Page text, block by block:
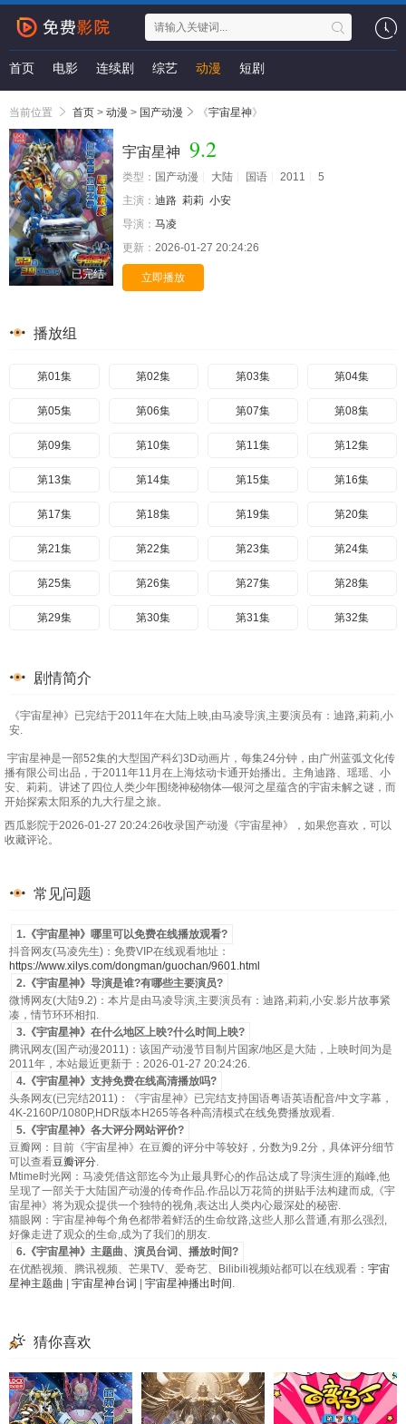
首页 电影 连续剧 综艺 动漫 短剧
当前位置 首页 > 动漫 > 国产动漫 《宇宙星神》
已完结
宇宙星神 9.2
类型： 国产动漫 大陆 国语 2011
5
主演： 迪路 莉莉 小安
导演： 马凌
更新： 2026-01-27 20:24:26
立即播放
播放组
第01集 第02集 第03集 第04集
第05集 第06集 第07集 第08集
第09集 第10集 第11集 第12集
第13集 第14集 第15集 第16集
第17集 第18集 第19集 第20集
第21集 第22集 第23集 第24集
第25集 第26集 第27集 第28集
第29集 第30集 第31集 第32集
第37集
第41集 第42集 第43集 第44集
第45集 第46集 第47集 第48集
第49集 第50集 第51集 第52集
剧情简介
《宇宙星神》已完结于2011年在大陆上映,由马凌导演,主要演员有：迪路,莉莉,小
安.
宇宙星神是一部52集的大型国产科幻3D动画片，每集24分钟，由广州蓝弧文化传
播有限公司出品，于2011年11月在上海炫动卡通开始播出。主角迪路、瑶瑶、小
安、莉莉。讲述了四位人类少年围绕神秘物体—银河之星蕴含的宇宙未解之谜，而
开始探索太阳系的九大行星之旅。
西瓜影院于2026-01-27 20:24:26收录国产动漫《宇宙星神》，如果您喜欢，可以
收藏评论。
常见问题
1.《宇宙星神》哪里可以免费在线播放观看?
抖音网友(马凌先生)：免费VIP在线观看地址：
https://www.xilys.com/dongman/guochan/9601.html
2.《宇宙星神》导演是谁?有哪些主要演员?
微博网友(大陆9.2)：本片是由马凌导演,主要演员有：迪路,莉莉,小安.影片故事紧
凑，情节环环相扣.
3.《宇宙星神》在什么地区上映?什么时间上映?
腾讯网友(国产动漫2011)：该国产动漫节目制片国家/地区是大陆，上映时间为是
2011年，本站最近更新于：2026-01-27 20:24:26.
4.《宇宙星神》支持免费在线高清播放吗?
头条网友(已完结2011)：《宇宙星神》已完结支持国语粤语英语配音/中文字幕，
4K-2160P/1080P,HDR版本H265等各种高清模式在线免费播放观看.
5.《宇宙星神》各大评分网站评价?
豆瓣网：目前《宇宙星神》在豆瓣的评分中等较好，分数为9.2分，具体评分细节
可以查看豆瓣评分.
Mtime时光网：马凌凭借这部迄今为止最具野心的作品达成了导演生涯的巅峰,他
呈现了一部关于大陆国产动漫的传奇作品.作品以万花筒的拼贴手法构建而成,《宇
宙星神》将为观众提供一个独特的视角,表达出人类内心最深处的秘密.
猫眼网：宇宙星神每个角色都带着鲜活的生命纹路,这些人那么普通,有那么强烈,
好像走进了观众的生命,成为了我们的朋友.
6.《宇宙星神》主题曲、演员台词、播放时间?
在优酷视频、腾讯视频、芒果TV、爱奇艺、Bilibili视频站都可以在线观看： 宇宙
星神主题曲
宇宙星神台词 宇宙星神播出时间 .
猜你喜欢